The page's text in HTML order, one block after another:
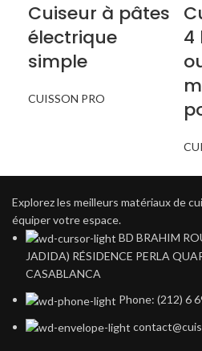
Cuiseur à pâtes
électrique
simple
CUISSON PRO
4
Explorez les meilleurs matériaux de
équiper votre espace.
BD BRAHIM
JADIDA) RÉSIDENCE PERLA
CASABLANCA
Phone: (212) 6